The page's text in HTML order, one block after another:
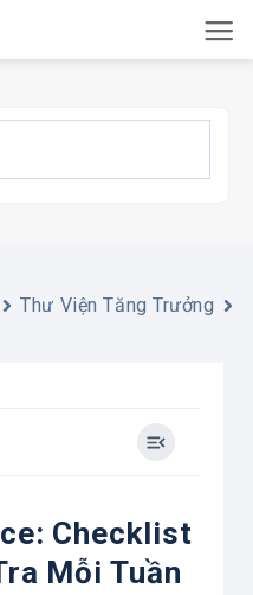
Thư Viện Tăng Trưởng
Checklist
Mỗi Tuần